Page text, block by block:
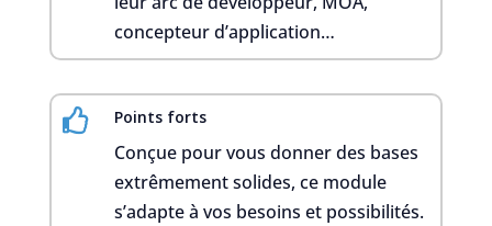
concepteur d’application…
 Points forts
Conçue pour vous donner des bases
extrêmement solides, ce module
s’adapte à vos besoins et possibilités.